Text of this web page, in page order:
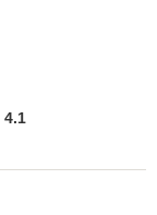
4.1